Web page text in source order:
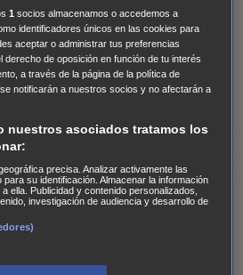
de Batalla en Seattle
que tuvo lugar en el encuentro
del Comercio (OMC) en Seattle
manifestantes provocaron el
1 socios almacenamos o accedemos a
identificadores únicos en las cookies para
aceptar o administrar tus preferencias
derecho de oposición en función de tu interés
a través de la página de la política de
notificarán a nuestros socios y no afectarán a
nuestros asociados tratamos los
precisa. Analizar activamente las
su identificación. Almacenar la información
ella. Publicidad y contenido personalizados,
investigación de audiencia y desarrollo de